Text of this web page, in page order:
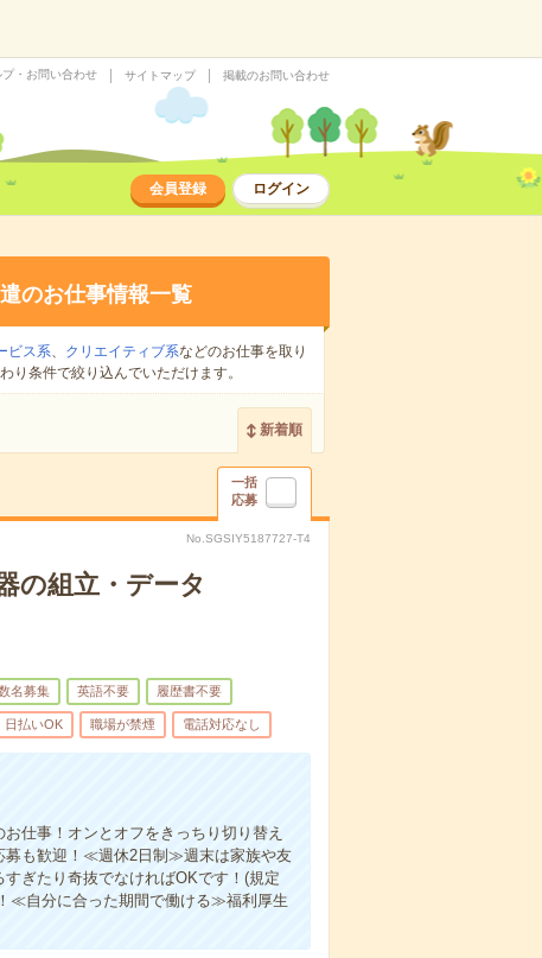
プ・お問い合わせ サイトマップ 掲載のお問い合わせ
会員登録 ログイン
のお仕事情報一覧
ビス系、 クリエイティブ系などのお仕事を取り
り条件で絞り込んでいただけます。
新着順
一括
応募
No.SGSIY5187727-T4
の組立・データ
名募集 英語不要 履歴書不要
日払いOK 職場が禁煙 電話対応なし
仕事！オンとオフをきっちり切り替え
も歓迎！≪週休2日制≫週末は家族や友
ぎたり奇抜でなければOKです！(規定
≪自分に合った期間で働ける≫福利厚生